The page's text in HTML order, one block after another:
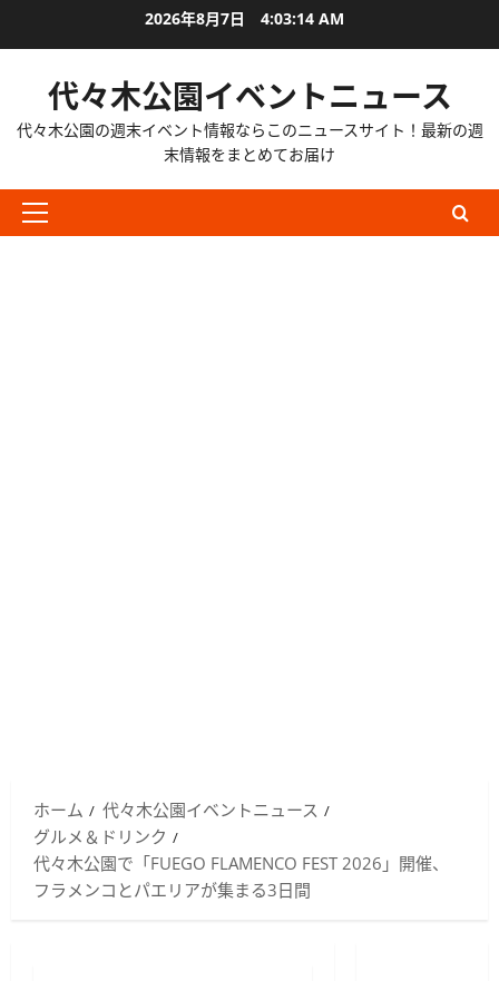
2026年8月7日 4:03:16 AM
代々木公園イベントニュース
代々木公園の週末イベント情報ならこのニュースサイト！最新の週
末情報をまとめてお届け
メ
ホーム
代々木公園イベントニュース
グルメ＆ドリンク
代々木公園で「FUEGO FLAMENCO FEST 2026」開催、
フラメンコとパエリアが集まる3日間